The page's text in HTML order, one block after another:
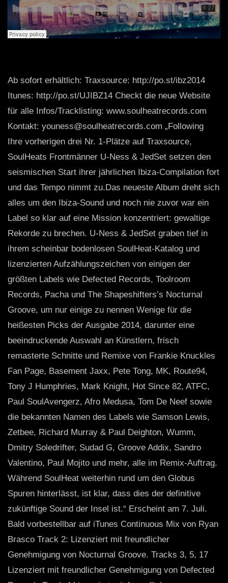
Ab sofort erhältlich: Traxsource: http://po.st/ibz2014
Itunes: http://po.st/UJIBZ14 Checkt die neue Website
für alle Infos/Tracklisting: www.soulheatrecords.com
Kontakt: youness@soulheatrecords.com „Following
Ihre vorherigen drei Nr. 1-Plätze auf Traxsource,
SoulHeats Frontmänner U-Ness & JedSet setzen den
seismischen Start ihrer jährlichen Ibiza-Compilation fort
und das Tempo nimmt zu.Das neueste Album dreht sich
alles um den Ibiza-Sound und noch nie zuvor war ein
Label so klar auf eine Mission konzentriert: gewaltige
Rekorde zu brechen. U-Ness & JedSet graben tief in
ihrem scheinbar bodenlosen SoulHeat-Katalog und
lizenzierten Aufzählungszeichen von einigen der
größten Labels wie Defected Records, Toolroom
Records, Pacha und The Shapeshifters’s Nocturnal
Groove, um nur einige zu nennen Wenige für die
heißesten Picks der Ausgabe 2014, darunter eine
beeindruckende Auswahl an Künstlern, frisch
remasterte Schnitte und Remixe von Frankie Knuckles
Fan Page, Basement Jaxx, Pete Tong, MK, Route94,
Tony J Humphries, Mark Knight, Hot Since 82, ATFC,
Paul SoulAvengerz, Afro Medusa, Tom De Neef sowie
die bekannten Namen des Labels wie Samson Lewis,
Zetbee, Richard Murray & Paul Deighton, Wumm,
Dmitry Soledrifter, Sudad G, Groove Addix, Sandro
Valentino, Paul Mojito und mehr, alle im Remix-Auftrag.
Während SoulHeat weiterhin rund um den Globus
Spuren hinterlässt, ist klar, dass dies der definitive
zukünftige Sound der Insel ist.“ Erscheint am 7. Juli.
Bald vorbestellbar auf iTunes Continuous Mix von Ryan
Brasco Track 2: Lizenziert mit freundlicher
Genehmigung von Nocturnal Groove. Tracks 3, 5, 17
Lizenziert mit freundlicher Genehmigung von Defected